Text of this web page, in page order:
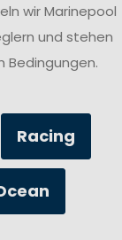
wir Marinepool
und stehen
Bedingungen.
Racing